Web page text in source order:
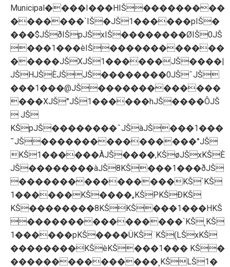
Municipal����I���HIŠ���������
�������`IŠ�JŠ1������pIŠ�
���$JŠðIŠpJŠxIŠ��������ØIŠ0JŠ
���1���èIŠ������������
�����JŠXJŠ1������JŠ����|
JŠHJŠÈJŠJŠ��������0JŠˆJŠ
���1���@JŠ�������������
���XJŠ°JŠ1������hJŠ����ÔJŠ
 JŠ
KŠpJŠ��������ˆJŠàJŠ���1���
˜JŠ����������������°JŠ
KŠ1������ÀJŠ����,KŠøJŠxKŠÈ
JŠ��������àJŠ8KŠ���1���ðJŠ
����������������KŠ`KŠ
1������KŠ����„KŠPKŠÐKŠ
KŠ��������8KŠKŠ���1���HKŠ
����������������`KŠ¸KŠ
1������pKŠ����ÜKŠ¨KŠ(LŠxKŠ
��������KŠèKŠ���1��� KŠ�
���������������¸KŠLŠ1�